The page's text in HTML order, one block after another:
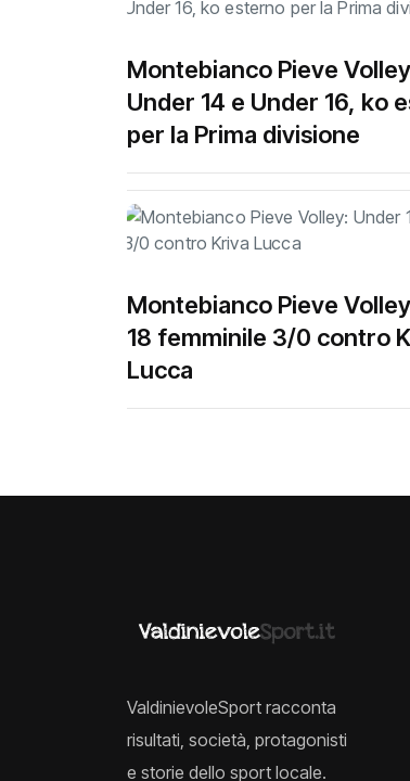
Montebianco Pieve
Under 14 e Under 16, ko
per la Prima divisione
Montebianco Pieve
18 femminile 3/0 contro
Lucca
ValdinievoleSport racconta
risultati, società, protagonisti
e storie dello sport locale.